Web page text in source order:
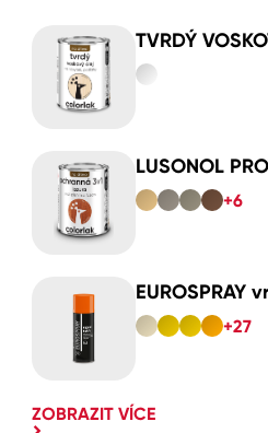
TVRDÝ
LUSONOL
+6
EUROSPRAY
+27
ZOBRAZIT VÍCE